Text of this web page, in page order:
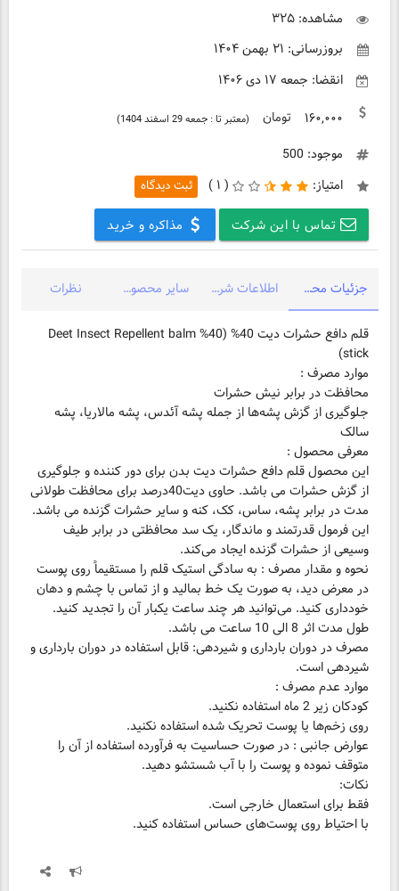
مشاهده: ۳۲۵
بروزرسانی: ۲۱ بهمن ۱۴۰۴
انقضا: جمعه ۱۷ دی ۱۴۰۶
۱۶۰,۰۰۰
تومان (معتبر تا : جمعه 29 اسفند 1404)
موجود: 500
امتیاز:
( ۱ ) ثبت دیدگاه
تماس با این شرکت مذاکره و خرید
جزئیات محصول اطلاعات شرکت سایر محصولات شرکت نظرات
قلم دافع حشرات دیت 40% (40% Deet Insect Repellent balm
stick)
جلوگیری از گزش پشه‌ها از جمله پشه آئدس، پشه مالاریا، پشه
سالک
معرفی محصول :
این محصول قلم دافع حشرات دیت بدن برای دور کننده و جلوگیری
از گزش حشرات می باشد. حاوی دیت40درصد برای محافظت طولانی
مدت در برابر پشه، ساس، کک، کنه و سایر حشرات گزنده می باشد.
این فرمول قدرتمند و ماندگار، یک سد محافظتی در برابر طیف
وسیعی از حشرات گزنده ایجاد می‌کند.
نحوه و مقدار مصرف : به سادگی استیک قلم را مستقیماً روی پوست
در معرض دید، به صورت یک خط بمالید و از تماس با چشم و دهان
خودداری کنید. می‌توانید هر چند ساعت یکبار آن را تجدید کنید.
طول مدت اثر 8 الی 10 ساعت می باشد.
مصرف در دوران بارداری و شیردهی: قابل استفاده در دوران بارداری و
شیردهی است.
روی زخم‌ها یا پوست تحریک شده استفاده نکنید.
عوارض جانبی : در صورت حساسیت به فرآورده استفاده از آن را
متوقف نموده و پوست را با آب شستشو دهید.
با احتیاط روی پوست‌های حساس استفاده کنید.